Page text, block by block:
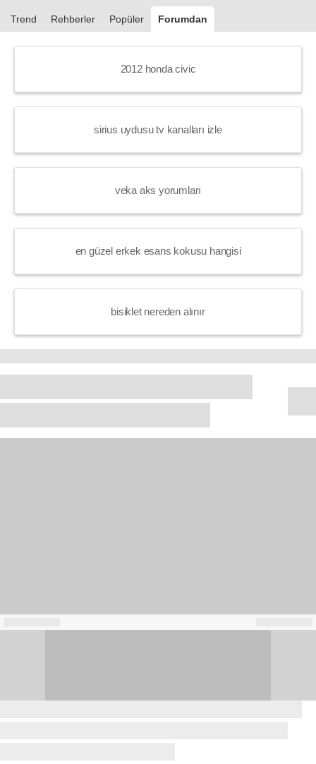
Trend Rehberler Popüler Forumdan
2012 honda civic
sirius uydusu tv kanalları izle
veka aks yorumları
en güzel erkek esans kokusu hangisi
bisiklet nereden alınır